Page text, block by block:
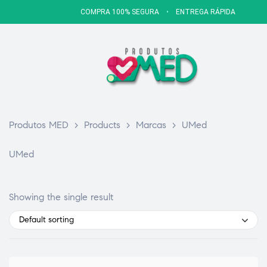
COMPRA 100% SEGURA • ENTREGA RÁPIDA
Produtos MED > Products > Marcas > UMed
UMed
Showing the single result
Default sorting